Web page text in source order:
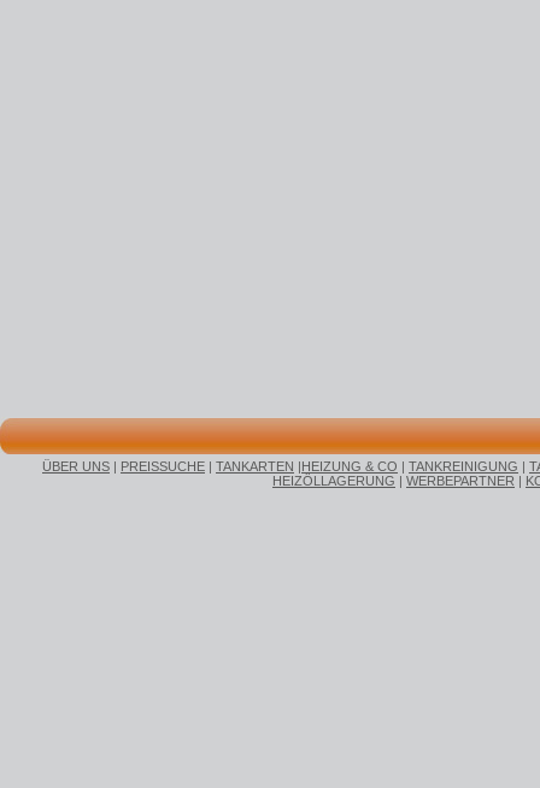
ÜBER UNS | PREISSUCHE | TANKARTEN |HEIZUNG & CO | TANKREINIGUNG |
HEIZÖLLAGERUNG | WERBEPARTNER |